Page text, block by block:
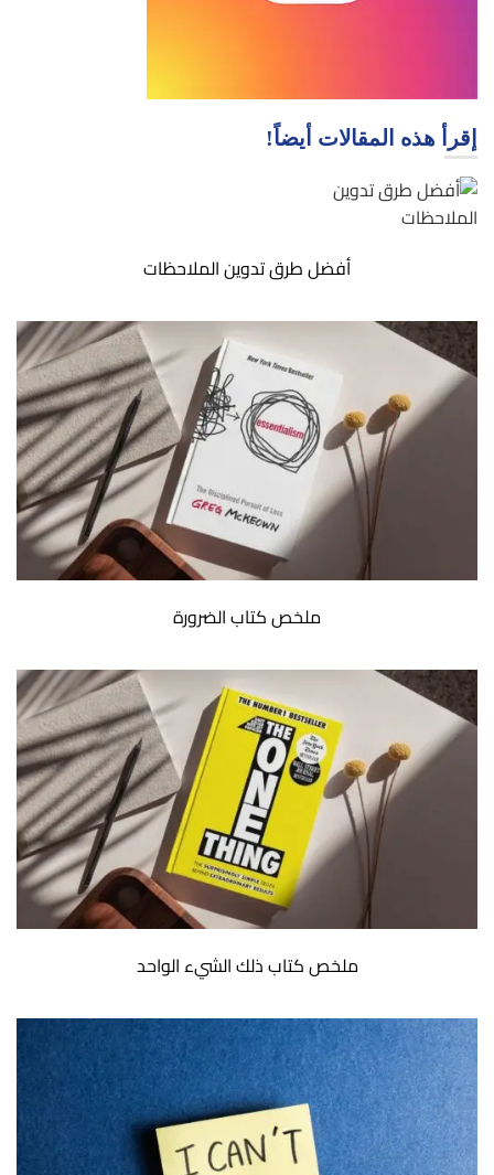
إقرأ هذه المقالات أيضاً!
أفضل طرق تدوين الملاحظات
ملخص كتاب الضرورة
ملخص كتاب ذلك الشيء الواحد